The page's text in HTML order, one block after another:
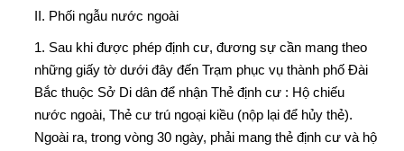
II. Phối ngẫu nước ngoài
1. Sau khi được phép định cư, đương sự cần mang theo
những giấy tờ dưới đây đến Trạm phục vụ thành phố Đài
Bắc thuộc Sở Di dân để nhận Thẻ định cư : Hộ chiếu
nước ngoài, Thẻ cư trú ngoại kiều (nộp lại để hủy thẻ).
Ngoài ra, trong vòng 30 ngày, phải mang thẻ định cư và hộ